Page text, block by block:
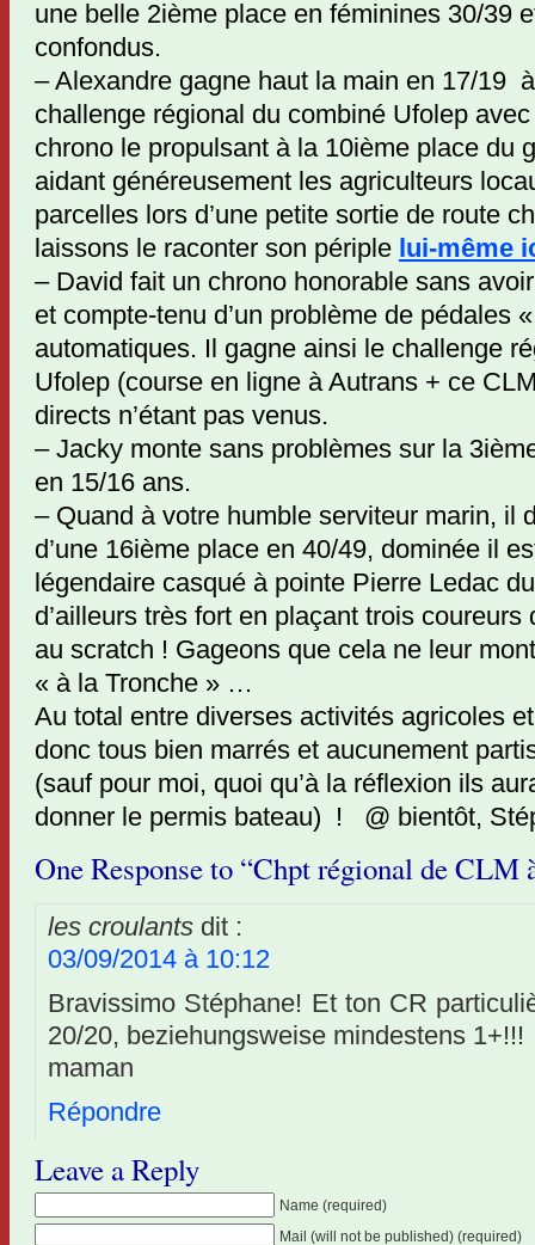
une belle 2ième place en féminines 30/39
confondus.
– Alexandre gagne haut la main en 17/19
challenge régional du combiné Ufolep
chrono le propulsant à la 10ième place du
aidant généreusement les agriculteurs
parcelles lors d’une petite sortie de route
laissons le raconter son périple lui-même
– David fait un chrono honorable sans
et compte-tenu d’un problème de pédales
automatiques. Il gagne ainsi le challenge
Ufolep (course en ligne à Autrans + ce
directs n’étant pas venus.
– Jacky monte sans problèmes sur la
en 15/16 ans.
– Quand à votre humble serviteur marin, il
d’une 16ième place en 40/49, dominée il
légendaire casqué à pointe Pierre Ledac
d’ailleurs très fort en plaçant trois
au scratch ! Gageons que cela ne leur
« à la Tronche » …
Au total entre diverses activités agricoles
donc tous bien marrés et aucunement
(sauf pour moi, quoi qu’à la réflexion ils
donner le permis bateau) ! @ bientôt,
One Response to “Chpt régional de CLM
les croulants dit :
03/09/2014 à 10:12
Bravissimo Stéphane! Et ton CR
20/20, beziehungsweise mindestens 1+!!!
maman
Répondre
Leave a Reply
Name (required)
Mail (will not be published) (required)